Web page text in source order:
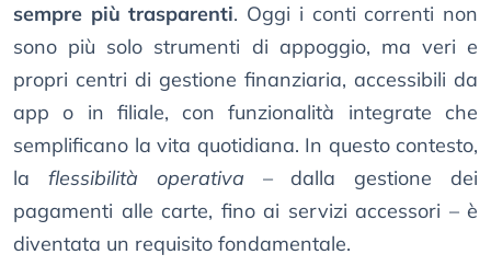
sempre più trasparenti. Oggi i conti correnti non
sono più solo strumenti di appoggio, ma veri e
propri centri di gestione finanziaria, accessibili da
app o in filiale, con funzionalità integrate che
semplificano la vita quotidiana. In questo contesto,
la flessibilità operativa – dalla gestione dei
pagamenti alle carte, fino ai servizi accessori – è
diventata un requisito fondamentale.